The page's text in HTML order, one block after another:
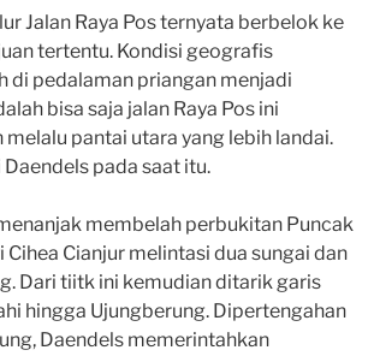
Jalan Raya Pos ternyata berbelok ke
tertentu. Kondisi geografis
di pedalaman priangan menjadi
bisa saja jalan Raya Pos ini
pantai utara yang lebih landai.
pada saat itu.
membelah perbukitan Puncak
Cihea Cianjur melintasi dua sungai dan
Dari tiitk ini kemudian ditarik garis
hingga Ujungberung. Dipertengahan
Daendels memerintahkan